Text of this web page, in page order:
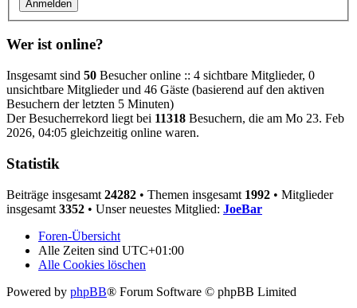
Wer ist online?
Insgesamt sind 50 Besucher online :: 4 sichtbare Mitglieder, 0
unsichtbare Mitglieder und 46 Gäste (basierend auf den aktiven
Besuchern der letzten 5 Minuten)
Der Besucherrekord liegt bei 11318 Besuchern, die am Mo 23. Feb
2026, 04:05 gleichzeitig online waren.
Statistik
Beiträge insgesamt 24282 • Themen insgesamt 1992 • Mitglieder
insgesamt 3352 • Unser neuestes Mitglied: JoeBar
Foren-Übersicht
Alle Zeiten sind UTC+01:00
Alle Cookies löschen
Powered by phpBB® Forum Software © phpBB Limited